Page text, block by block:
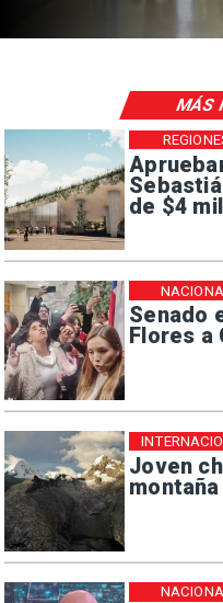
de $4
Senado
Flores a
Joven
MÁS